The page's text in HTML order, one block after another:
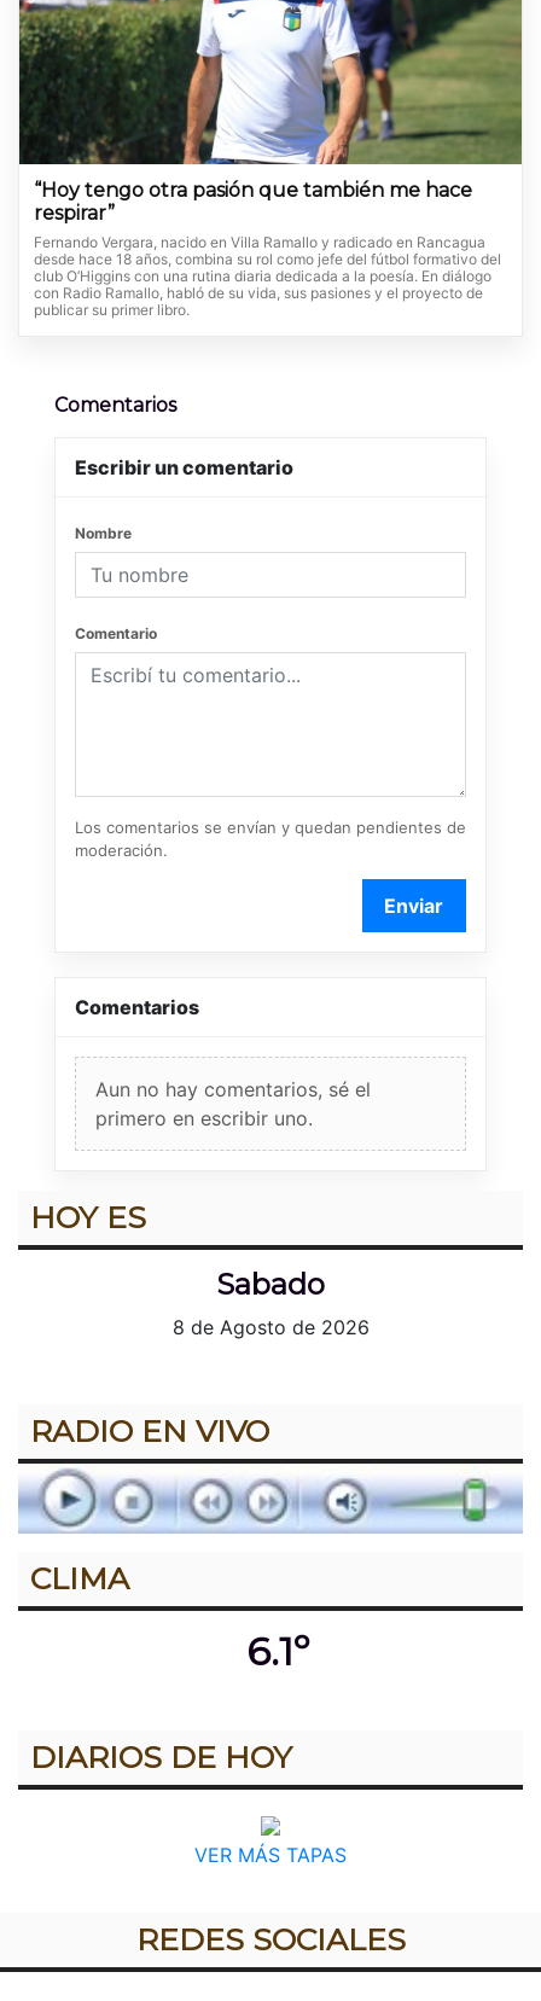
“Hoy tengo otra pasión que también me hace
respirar”
Fernando Vergara, nacido en Villa Ramallo y radicado en Rancagua
desde hace 18 años, combina su rol como jefe del fútbol formativo del
club O’Higgins con una rutina diaria dedicada a la poesía. En diálogo
con Radio Ramallo, habló de su vida, sus pasiones y el proyecto de
publicar su primer libro.
Comentarios
Escribir un comentario
Nombre
Comentario
Los comentarios se envían y quedan pendientes de
moderación.
Enviar
Comentarios
Aun no hay comentarios, sé el
primero en escribir uno.
HOY ES
Sabado
8 de Agosto de 2026
RADIO EN VIVO
CLIMA
6.1º
DIARIOS DE HOY
VER MÁS TAPAS
REDES SOCIALES